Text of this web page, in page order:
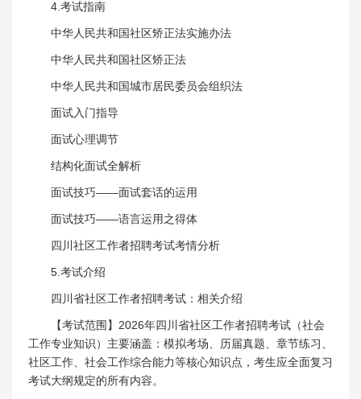
4.考试指南
中华人民共和国社区矫正法实施办法
中华人民共和国社区矫正法
中华人民共和国城市居民委员会组织法
面试入门指导
面试心理调节
结构化面试全解析
面试技巧——面试套话的运用
面试技巧——语言运用之得体
四川社区工作者招聘考试考情分析
5.考试介绍
四川省社区工作者招聘考试：相关介绍
【考试范围】2026年四川省社区工作者招聘考试（社会
工作专业知识）主要涵盖：模拟考场、历届真题、章节练习、
社区工作、社会工作综合能力等核心知识点，考生应全面复习
考试大纲规定的所有内容。